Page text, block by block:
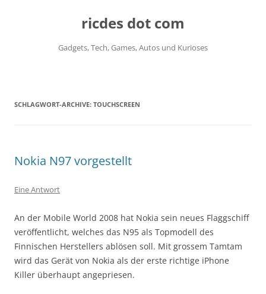
ricdes dot com
Gadgets, Tech, Games, Autos und Kurioses
SCHLAGWORT-ARCHIVE: TOUCHSCREEN
Nokia N97 vorgestellt
Eine Antwort
An der Mobile World 2008 hat Nokia sein neues Flaggschiff
veröffentlicht, welches das N95 als Topmodell des
Finnischen Herstellers ablösen soll. Mit grossem Tamtam
wird das Gerät von Nokia als der erste richtige iPhone
Killer überhaupt angepriesen.